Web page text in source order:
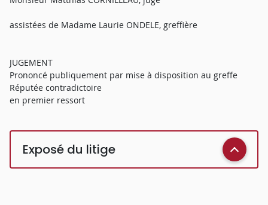
assistées de Madame Laurie ONDELE, greffière
JUGEMENT
Prononcé publiquement par mise à disposition au greffe
Réputée contradictoire
en premier ressort
Exposé du litige